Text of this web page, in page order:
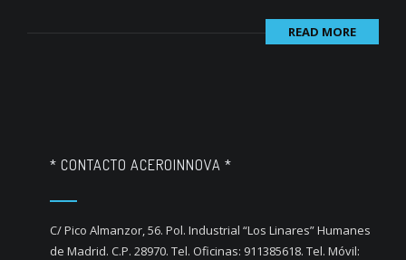
READ MORE
* CONTACTO ACEROINNOVA *
C/ Pico Almanzor, 56. Pol. Industrial “Los Linares” Humanes
de Madrid. C.P. 28970. Tel. Oficinas: 911385618. Tel. Móvil: